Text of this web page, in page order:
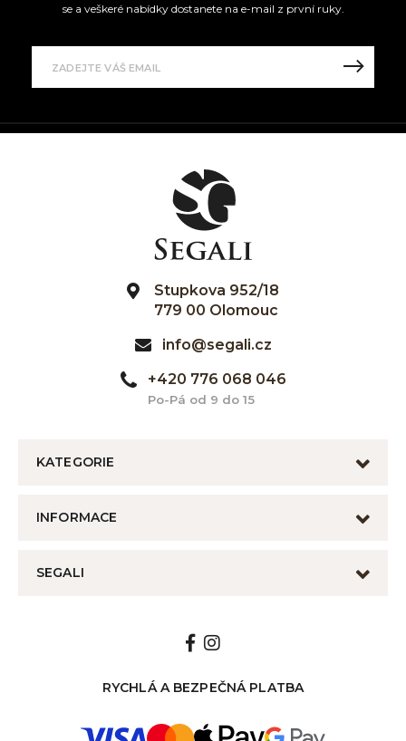
se a veškeré nabídky dostanete na e-mail z první ruky.
Stupkova 952/18
779 00 Olomouc
info@segali.cz
+420 776 068 046
Po-Pá od 9 do 15
KATEGORIE
INFORMACE
SEGALI
RYCHLÁ A BEZPEČNÁ PLATBA